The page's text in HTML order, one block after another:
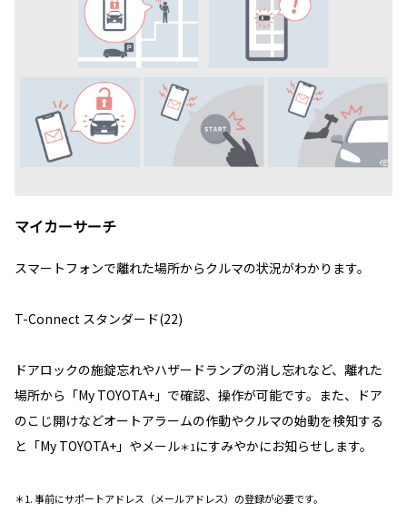
マイカーサーチ
スマートフォンで離れた場所からクルマの状況がわかります。
T-Connect スタンダード(22)
ドアロックの施錠忘れやハザードランプの消し忘れなど、離れた
場所から「My TOYOTA+」で確認、操作が可能です。また、ドア
のこじ開けなどオートアラームの作動やクルマの始動を検知する
と「My TOYOTA+」やメール＊1 にすみやかにお知らせします。
＊1. 事前にサポートアドレス（メールアドレス）の登録が必要です。